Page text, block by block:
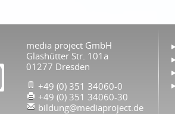
media project GmbH
Glashütter Str. 101a
01277 Dresden
+49 (0) 351 34060-0
+49 (0) 351 34060-30
bildung@mediaproject.de